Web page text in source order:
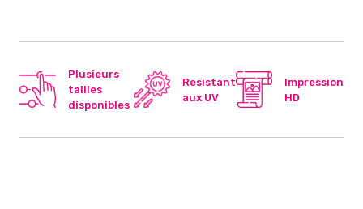
Plusieurs
tailles
disponibles
Resistant
aux UV
Impression
HD